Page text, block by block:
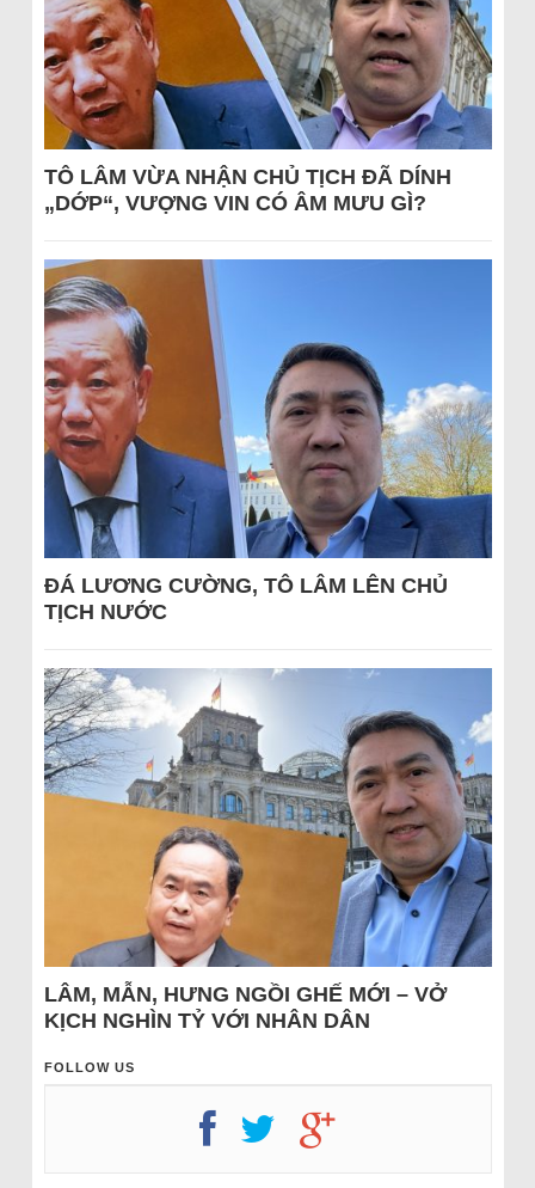
TÔ LÂM VỪA NHẬN CHỦ TỊCH ĐÃ DÍNH
„DỚP“, VƯỢNG VIN CÓ ÂM MƯU GÌ?
ĐÁ LƯƠNG CƯỜNG, TÔ LÂM LÊN CHỦ
TỊCH NƯỚC
LÂM, MẪN, HƯNG NGỒI GHẾ MỚI – VỞ
KỊCH NGHÌN TỶ VỚI NHÂN DÂN
FOLLOW US